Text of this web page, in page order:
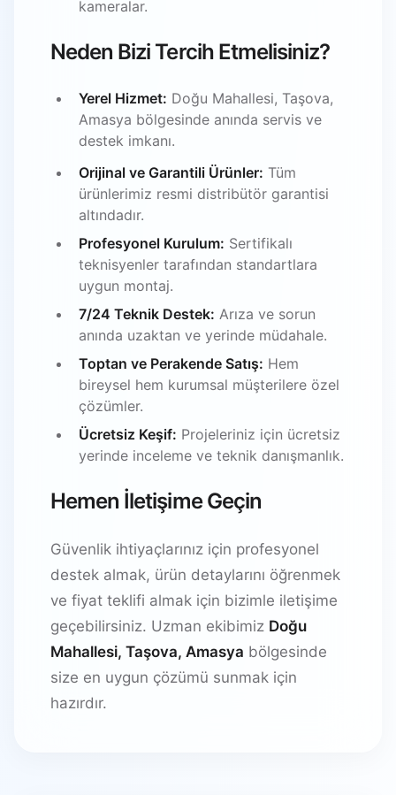
kameralar.
Neden Bizi Tercih Etmelisiniz?
Yerel Hizmet: Doğu Mahallesi, Taşova,
Amasya bölgesinde anında servis ve
destek imkanı.
Orijinal ve Garantili Ürünler: Tüm
ürünlerimiz resmi distribütör garantisi
altındadır.
Profesyonel Kurulum: Sertifikalı
teknisyenler tarafından standartlara
uygun montaj.
7/24 Teknik Destek: Arıza ve sorun
anında uzaktan ve yerinde müdahale.
Toptan ve Perakende Satış: Hem
bireysel hem kurumsal müşterilere özel
çözümler.
Ücretsiz Keşif: Projeleriniz için ücretsiz
yerinde inceleme ve teknik danışmanlık.
Hemen İletişime Geçin
Güvenlik ihtiyaçlarınız için profesyonel
destek almak, ürün detaylarını öğrenmek
ve fiyat teklifi almak için bizimle iletişime
geçebilirsiniz. Uzman ekibimiz Doğu
Mahallesi, Taşova, Amasya bölgesinde
size en uygun çözümü sunmak için
hazırdır.